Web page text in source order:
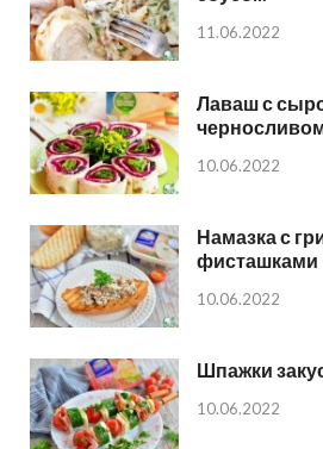
11.06.2022
Лаваш с
10.06.2022
Намазка с
фисташками
10.06.2022
Шпажки
10.06.2022